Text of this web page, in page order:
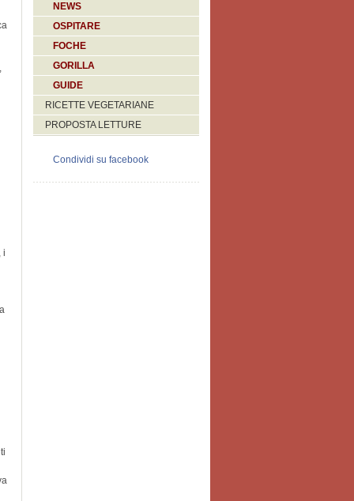
NEWS
OSPITARE
FOCHE
GORILLA
GUIDE
RICETTE VEGETARIANE
PROPOSTA LETTURE
Condividi su facebook
i